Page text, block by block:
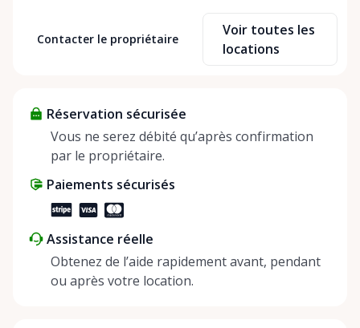
Contacter le propriétaire
Voir toutes les
locations
Réservation sécurisée
Vous ne serez débité qu’après confirmation
par le propriétaire.
Paiements sécurisés
Assistance réelle
Obtenez de l’aide rapidement avant, pendant
ou après votre location.